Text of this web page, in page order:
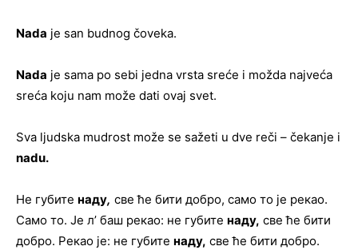
Nada je san budnog čoveka.
Nada je sama po sebi jedna vrsta sreće i možda najveća
sreća koju nam može dati ovaj svet.
Sva ljudska mudrost može se sažeti u dve reči – čekanje i
nadu.
Не губите наду, све ће бити добро, само то је рекао.
Само то. Је л’ баш рекао: не губите наду, све ће бити
добро. Рекао је: не губите наду, све ће бити добро.